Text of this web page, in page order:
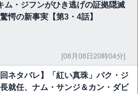
ム・ジフンがひき逃げの証拠隠滅
愕の新事実【第3・4話】
[08月08日20時04分]
回ネタバレ】「紅い真珠」パク・ジ
就任、ナム・サンジ＆カン・ダビ